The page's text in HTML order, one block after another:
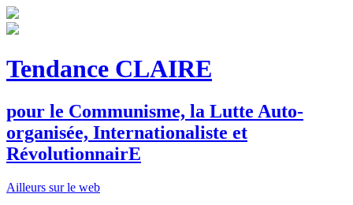
Tendance CLAIRE
pour le Communisme, la Lutte Auto-
organisée, Internationaliste et
RévolutionnairE
Ailleurs sur le web